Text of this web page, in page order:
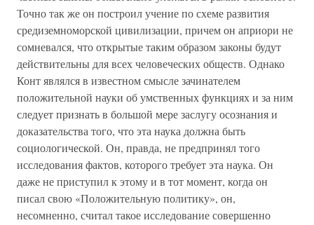
Точно так же он построил учение по схеме развития
средиземноморской цивилизации, причем он априори не
сомневался, что открытые таким образом законы будут
действительны для всех человеческих обществ. Однако
Конт являлся в известном смысле зачинателем
положительной науки об умственных функциях и за ним
следует признать в большой мере заслугу осознания и
доказательства того, что эта наука должна быть
социологической. Он, правда, не предпринял того
исследования фактов, которого требует эта наука. Он
даже не приступил к этому и в тот момент, когда он
писал свою «Положительную политику», он,
несомненно, считал такое исследование совершенно